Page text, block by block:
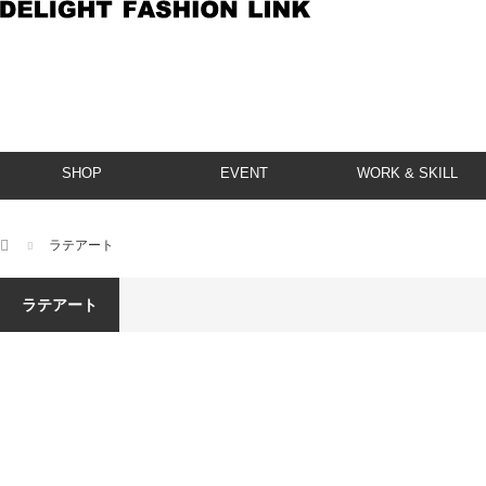
SHOP EVENT WORK & SKILL
ホーム ラテアート
ラテアート